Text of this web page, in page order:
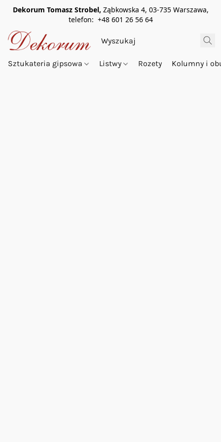
Dekorum Tomasz Strobel, Ząbkowska 4, 03-735 Warszawa,
telefon: +48 601 26 56 64
Sztukateria gipsowa Listwy Rozety Kolumny i